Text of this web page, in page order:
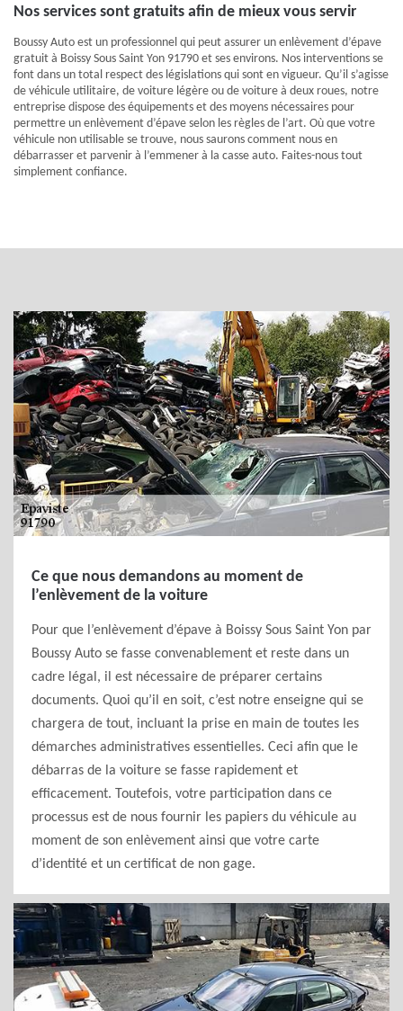
Nos services sont gratuits afin de mieux vous servir
Boussy Auto est un professionnel qui peut assurer un enlèvement d’épave
gratuit à Boissy Sous Saint Yon 91790 et ses environs. Nos interventions se
font dans un total respect des législations qui sont en vigueur. Qu’il s’agisse
de véhicule utilitaire, de voiture légère ou de voiture à deux roues, notre
entreprise dispose des équipements et des moyens nécessaires pour
permettre un enlèvement d’épave selon les règles de l’art. Où que votre
véhicule non utilisable se trouve, nous saurons comment nous en
débarrasser et parvenir à l’emmener à la casse auto. Faites-nous tout
simplement confiance.
Ce que nous demandons au moment de
l’enlèvement de la voiture
Pour que l’enlèvement d’épave à Boissy Sous Saint Yon par
Boussy Auto se fasse convenablement et reste dans un
cadre légal, il est nécessaire de préparer certains
documents. Quoi qu’il en soit, c’est notre enseigne qui se
chargera de tout, incluant la prise en main de toutes les
démarches administratives essentielles. Ceci afin que le
débarras de la voiture se fasse rapidement et
efficacement. Toutefois, votre participation dans ce
processus est de nous fournir les papiers du véhicule au
moment de son enlèvement ainsi que votre carte
d’identité et un certificat de non gage.